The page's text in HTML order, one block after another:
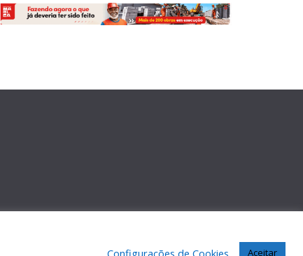
Configurações de Cookies Aceitar